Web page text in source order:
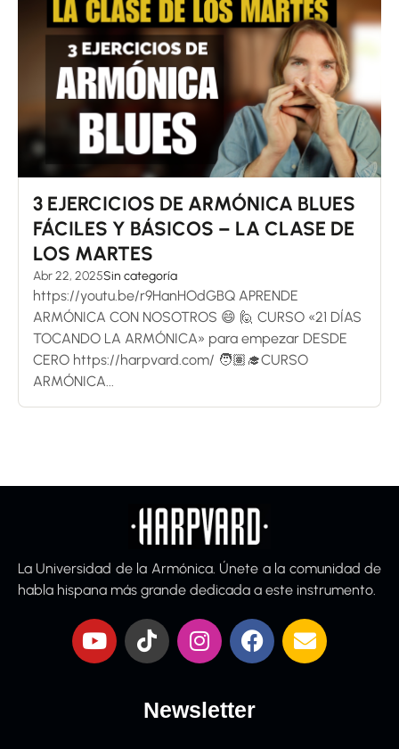
3 EJERCICIOS DE ARMÓNICA BLUES
FÁCILES Y BÁSICOS – LA CLASE DE
LOS MARTES
Abr 22, 2025Sin categoría
https://youtu.be/r9HanHOdGBQ APRENDE
ARMÓNICA CON NOSOTROS 😄 🙋 CURSO «21 DÍAS
TOCANDO LA ARMÓNICA» para empezar DESDE
CERO https://harpvard.com/ 🧑🏽‍🎓CURSO
ARMÓNICA...
La Universidad de la Armónica. Únete a la comunidad de
habla hispana más grande dedicada a este instrumento.
Newsletter